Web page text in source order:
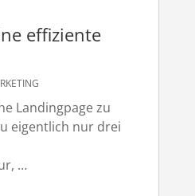
effiziente
Landingpage zu
eigentlich nur drei
…